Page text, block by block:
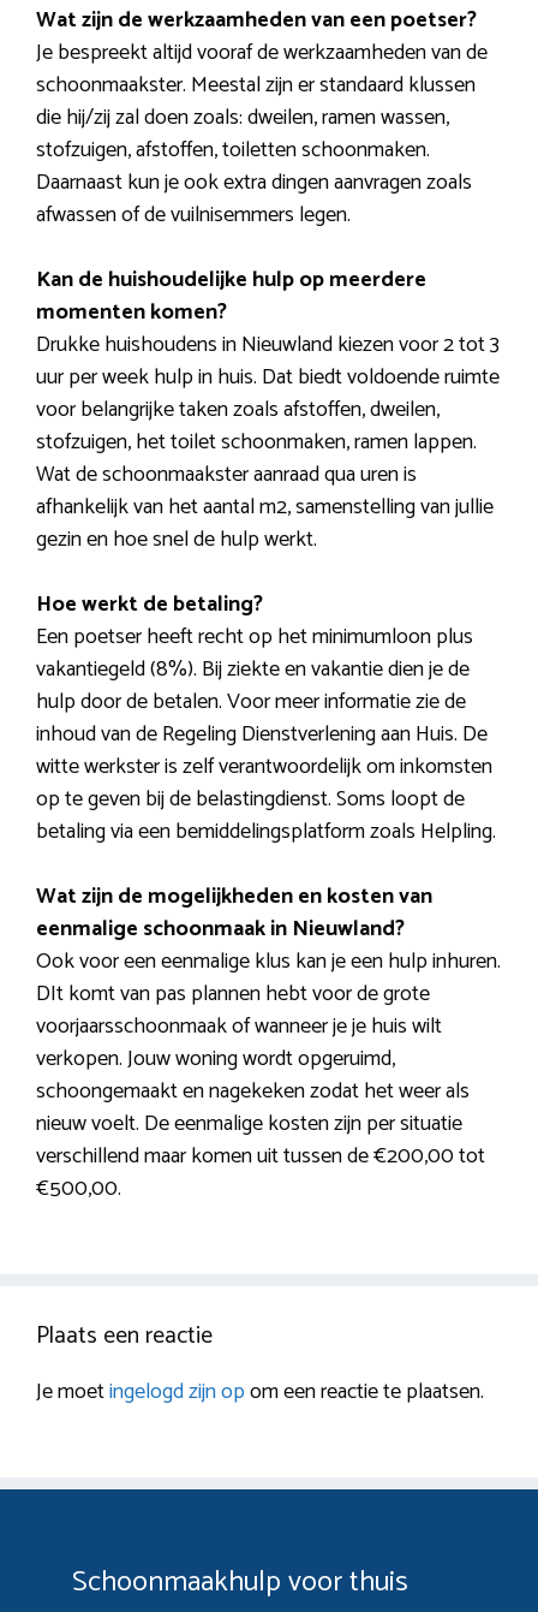
Wat zijn de werkzaamheden van een poetser?
Je bespreekt altijd vooraf de werkzaamheden van de
schoonmaakster. Meestal zijn er standaard klussen
die hij/zij zal doen zoals: dweilen, ramen wassen,
stofzuigen, afstoffen, toiletten schoonmaken.
Daarnaast kun je ook extra dingen aanvragen zoals
afwassen of de vuilnisemmers legen.
Kan de huishoudelijke hulp op meerdere
momenten komen?
Drukke huishoudens in Nieuwland kiezen voor 2 tot 3
uur per week hulp in huis. Dat biedt voldoende ruimte
voor belangrijke taken zoals afstoffen, dweilen,
stofzuigen, het toilet schoonmaken, ramen lappen.
Wat de schoonmaakster aanraad qua uren is
afhankelijk van het aantal m2, samenstelling van jullie
gezin en hoe snel de hulp werkt.
Hoe werkt de betaling?
Een poetser heeft recht op het minimumloon plus
vakantiegeld (8%). Bij ziekte en vakantie dien je de
hulp door de betalen. Voor meer informatie zie de
inhoud van de Regeling Dienstverlening aan Huis. De
witte werkster is zelf verantwoordelijk om inkomsten
op te geven bij de belastingdienst. Soms loopt de
betaling via een bemiddelingsplatform zoals Helpling.
Wat zijn de mogelijkheden en kosten van
eenmalige schoonmaak in Nieuwland?
Ook voor een eenmalige klus kan je een hulp inhuren.
DIt komt van pas plannen hebt voor de grote
voorjaarsschoonmaak of wanneer je je huis wilt
verkopen. Jouw woning wordt opgeruimd,
schoongemaakt en nagekeken zodat het weer als
nieuw voelt. De eenmalige kosten zijn per situatie
verschillend maar komen uit tussen de €200,00 tot
€500,00.
Plaats een reactie
Je moetingelogd zijn opom een reactie te plaatsen.
Schoonmaakhulp voor thuis